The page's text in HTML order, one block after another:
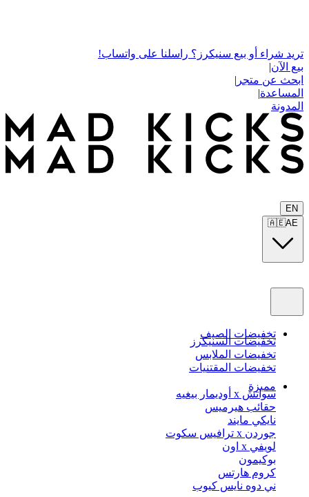
تريد شراء أو بيع سنيكرز؟ راسلنا على واتساب!
بيع الآن|
ابحث عن متجر |
المساعدة|
المدونة
EN
🇦🇪AE
تخفيضات الصيف
تخفيضات السنيكرز
تخفيضات الملابس
تخفيضات المقتنيات
مميزة
سواتش x أوديمار بيغيه
حقائب هيرميس
نايكي مايند
جوردن x ترافيس سكوت
لويفي x اون
بوكيمون
كروم هارتس
ني دوه نايس كيوب